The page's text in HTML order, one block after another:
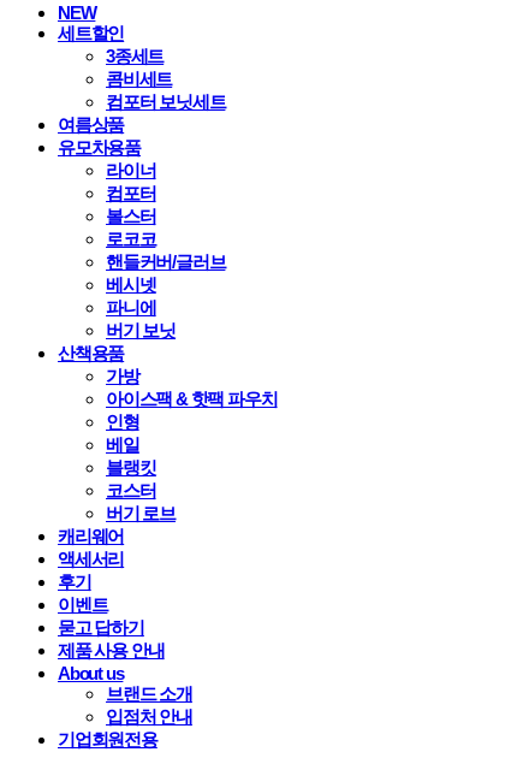
NEW
세트할인
3종세트
콤비세트
컴포터 보닛세트
여름상품
유모차용품
라이너
컴포터
볼스터
로코코
핸들커버/글러브
베시넷
파니에
버기 보닛
산책용품
가방
아이스팩 & 핫팩 파우치
인형
베일
블랭킷
코스터
버기 로브
캐리웨어
액세서리
후기
이벤트
묻고 답하기
제품 사용 안내
About us
브랜드 소개
입점처 안내
기업회원전용